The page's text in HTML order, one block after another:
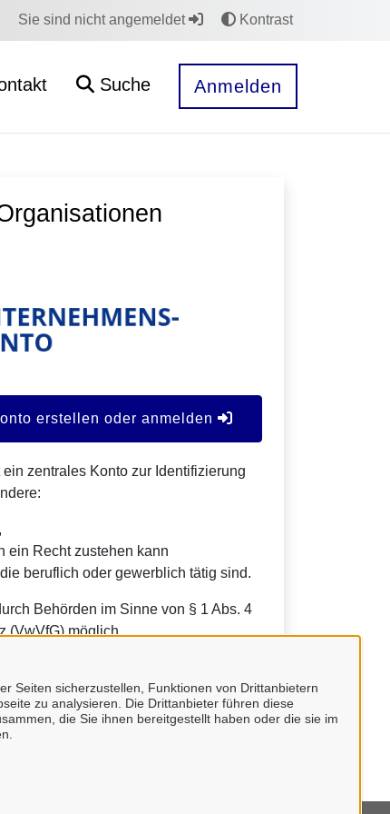
Seiten sicherzustellen, Funktionen von Drittanbietern
zu analysieren. Die Drittanbieter führen diese
die Sie ihnen bereitgestellt haben oder die sie im
Sie sind nicht angemeldet Kontrast
Suche Anmelden
erstellen oder anmelden
zentrales Konto zur Identifizierung
ein Recht zustehen kann
beruflich oder gewerblich tätig sind.
Behörden im Sinne von § 1 Abs. 4
(VwVfG) möglich.